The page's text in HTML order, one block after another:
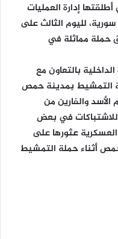
إدارة العمليات
لليوم الثالث على
حملة مماثلة في
بالتعاون مع
التمشيط بمدينة حمص
والفارين من
في بعض
العسكرية عثورها على
أثناء حملة التمشيط